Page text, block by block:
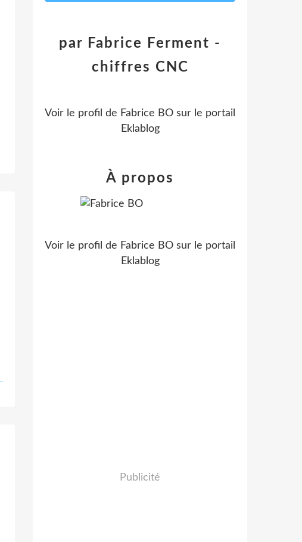
par Fabrice Ferment -
chiffres CNC
Voir le profil de Fabrice BO sur le portail
Eklablog
À propos
Voir le profil de Fabrice BO sur le portail
Eklablog
Publicité